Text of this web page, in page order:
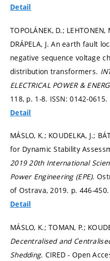
Detail
TOPOLÁNEK, D.; LEHTONEN,
DRÁPELA, J. An earth fault
negative sequence voltage
distribution transformers.
ELECTRICAL POWER &
118, p. 1-8. ISSN: 0142-0615.
Detail
MÁSLO, K.; KOUDELKA, J.;
for Dynamic Stability
2019 20th International
Power Engineering (EPE).
of Ostrava, 2019. p. 446-450.
Detail
MÁSLO, K.; TOMAN, P.;
Decentralised and
Shedding. CIRED - Open